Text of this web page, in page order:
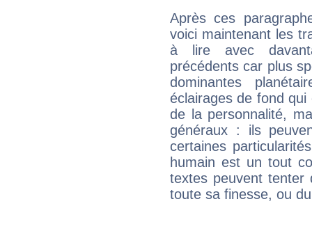
Après ces
voici maintenant les
à lire avec
précédents car plus
dominantes
éclairages de fond
de la personnalité,
généraux : ils
certaines
humain est un tout
textes peuvent tenter
toute sa finesse, ou